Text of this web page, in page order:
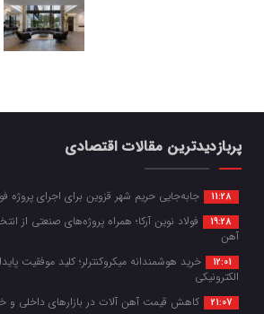
پربازدیدترین مقالات اقتصادی
11:28 جابه‌جایی حریم شهر قزوین برای اجرای پروژه
19:28
فولاد نوین آرکا؛ همراه پروژه‌های صنعتی از
آهن
12:01
خرید هوشمندانه میکروکنترلر؛ کلید موفقیت
الکترونیکی
21:07 کاهش قیمت آهن آلات در بازارهای داخلی و